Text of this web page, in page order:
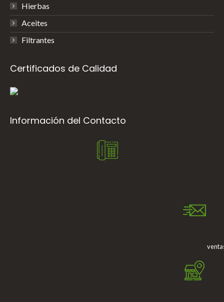
Hierbas
Aceites
Filtrantes
Certificados de Calidad
Información del Contacto